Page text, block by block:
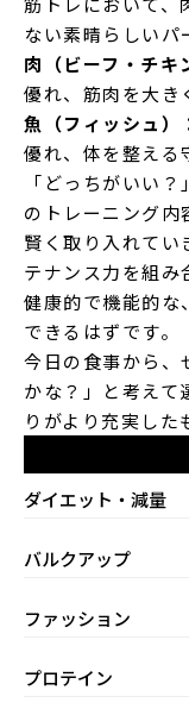
ない素晴らしいパ
肉（ビーフ・チキ
優れ、筋肉を大き
魚（フィッシュ）
優れ、体を整える
「どっちがいい
のトレーニング内
賢く取り入れてい
テナンス力を組み
健康的で機能的な
できるはずです。
今日の食事から、
かな？」と考えて
りがより充実した
ダイエット・減量
バルクアップ
ファッション
プロテイン